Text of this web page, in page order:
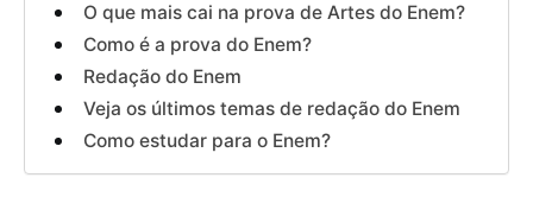
O que mais cai na prova de Artes do Enem?
Como é a prova do Enem?
Redação do Enem
Veja os últimos temas de redação do Enem
Como estudar para o Enem?